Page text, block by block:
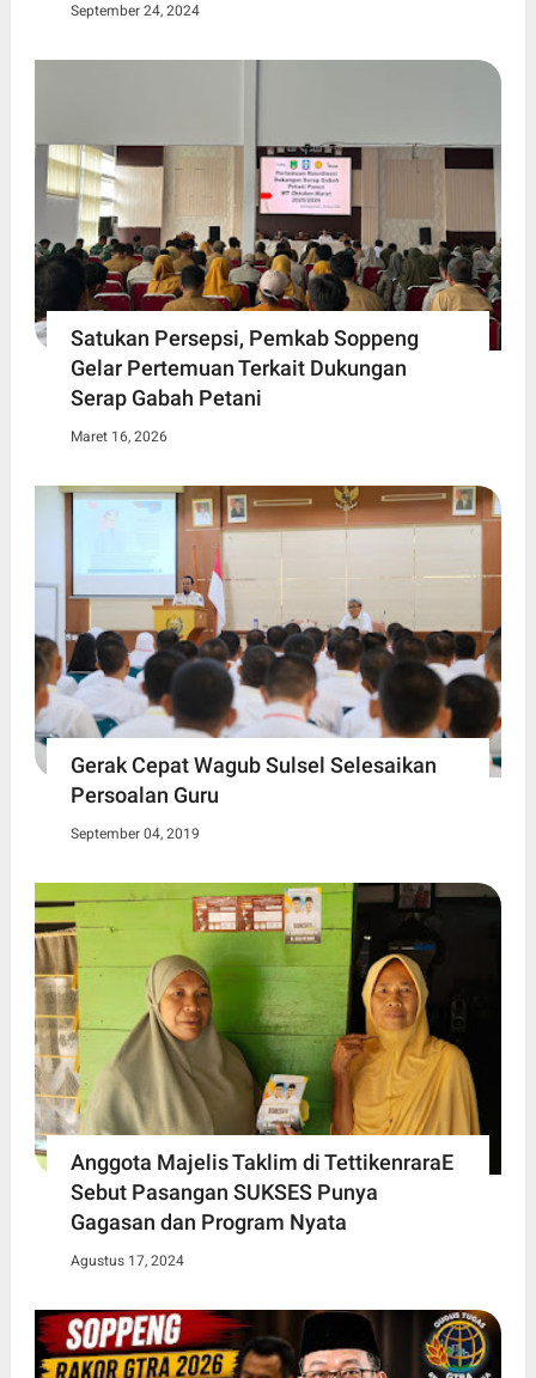
September 24, 2024
Satukan Persepsi, Pemkab Soppeng
Gelar Pertemuan Terkait Dukungan
Serap Gabah Petani
Maret 16, 2026
Gerak Cepat Wagub Sulsel Selesaikan
Persoalan Guru
September 04, 2019
Anggota Majelis Taklim di TettikenraraE
Sebut Pasangan SUKSES Punya
Gagasan dan Program Nyata
Agustus 17, 2024